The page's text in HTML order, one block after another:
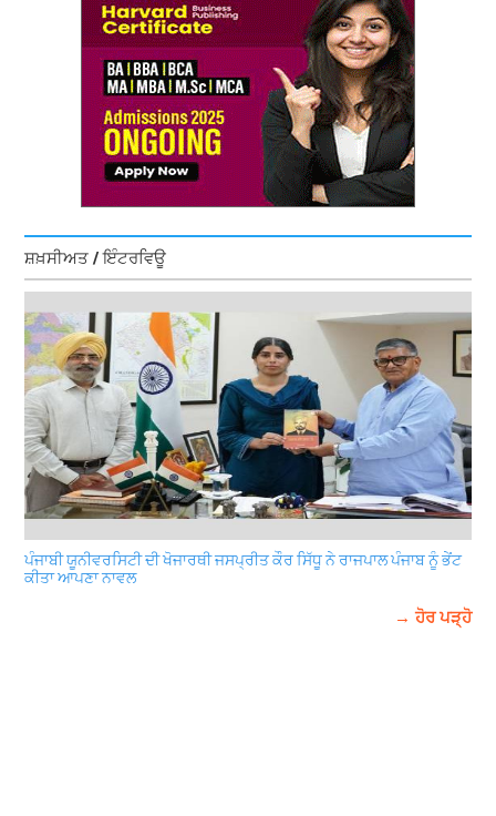
ਸ਼ਖ਼ਸੀਅਤ / ਇੰਟਰਵਿਊ
ਪੰਜਾਬੀ ਯੂਨੀਵਰਸਿਟੀ ਦੀ ਖੋਜਾਰਥੀ ਜਸਪ੍ਰੀਤ ਕੌਰ ਸਿੱਧੂ ਨੇ ਰਾਜਪਾਲ ਪੰਜਾਬ ਨੂੰ ਭੇਂਟ
ਕੀਤਾ ਆਪਣਾ ਨਾਵਲ
→ ਹੋਰ ਪੜ੍ਹੋ